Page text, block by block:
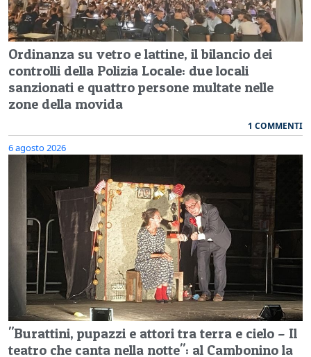
Ordinanza su vetro e lattine, il bilancio dei
controlli della Polizia Locale: due locali
sanzionati e quattro persone multate nelle
zone della movida
1 COMMENTI
6 agosto 2026
"Burattini, pupazzi e attori tra terra e cielo – Il
teatro che canta nella notte": al Cambonino la